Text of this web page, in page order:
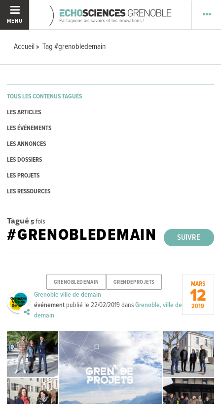
MENU
Accueil Tag #grenobledemain
TOUS LES CONTENUS TAGUÉS
LES ARTICLES
LES ÉVÉNEMENTS
LES ANNONCES
LES DOSSIERS
LES PROJETS
LES RESSOURCES
Tagué 5fois
SUIVRE
#GRENOBLEDEMAIN
GRENOBLEDEMAIN GRENDEPROJETS
Grenoble ville de demain
événement publié le22/02/2019dansGrenoble, ville de
demain
MARS
12
2019